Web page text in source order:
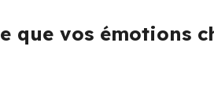
que vos émotions